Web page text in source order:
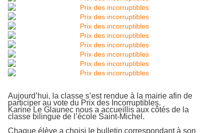
Aujourd’hui, la classe s’est rendue à la mairie afin de
participer au vote du Prix des Incorruptibles.
Karine Le Glaunec nous a accueillis aux côtés de la
classe bilingue de l’école Saint-Michel.
Chaque élève a choisi le bulletin correspondant à son